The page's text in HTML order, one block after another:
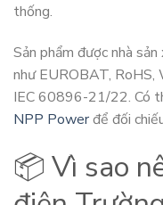
thống.
Sản phẩm được nhà
như EUROBAT, RoHS,
IEC 60896-21/22. Có
NPP Powerđể đối
📦 Vì sao